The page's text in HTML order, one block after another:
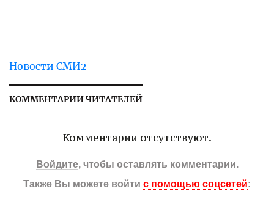
Новости СМИ2
КОММЕНТАРИИ ЧИТАТЕЛЕЙ
Комментарии отсутствуют.
Войдите, чтобы оставлять комментарии.
Также Вы можете войти с помощью соцсетей: